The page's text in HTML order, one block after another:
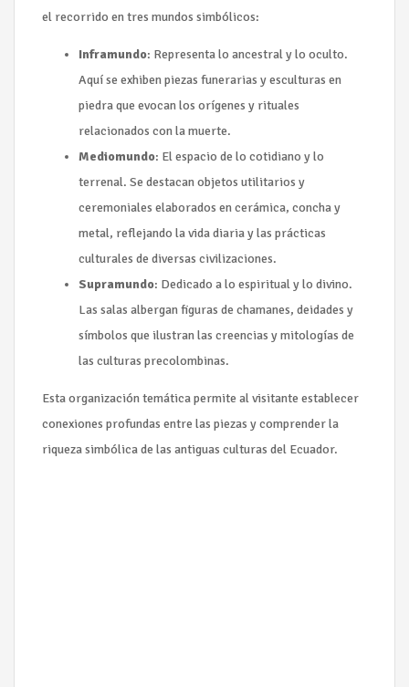
el recorrido en tres mundos simbólicos:
Inframundo: Representa lo ancestral y lo oculto.
Aquí se exhiben piezas funerarias y esculturas en
piedra que evocan los orígenes y rituales
relacionados con la muerte.
Mediomundo: El espacio de lo cotidiano y lo
terrenal. Se destacan objetos utilitarios y
ceremoniales elaborados en cerámica, concha y
metal, reflejando la vida diaria y las prácticas
culturales de diversas civilizaciones.
Supramundo: Dedicado a lo espiritual y lo divino.
Las salas albergan figuras de chamanes, deidades y
símbolos que ilustran las creencias y mitologías de
las culturas precolombinas.
Esta organización temática permite al visitante establecer
conexiones profundas entre las piezas y comprender la
riqueza simbólica de las antiguas culturas del Ecuador.